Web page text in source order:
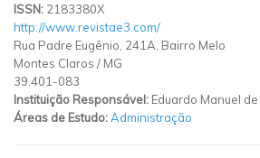
ISSN: 2183380X
http://www.revistae3.com/
Rua Padre Eugênio, 241A, Bairro Melo
Montes Claros / MG
39.401-083
Instituição Responsável: Eduardo Manuel
Áreas de Estudo:Administração